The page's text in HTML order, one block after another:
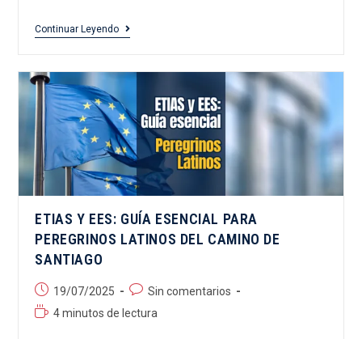
Continuar Leyendo
ETIAS Y EES: GUÍA ESENCIAL PARA
PEREGRINOS LATINOS DEL CAMINO DE
SANTIAGO
19/07/2025
Sin comentarios
4 minutos de lectura